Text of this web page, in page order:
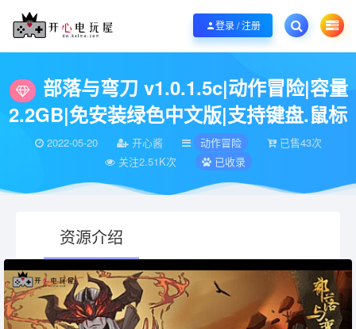
欢迎您光临开心电玩屋，本站专注分享精品整合游戏！销售只是起点！服务永无
登录 / 注册
当前位置： 开心电玩屋 动作冒险 >部落与弯刀 v1.0.1.5c|动作冒
部落与弯刀 v1.0.1.5c|动作冒险|容量
2.2GB|免安装绿色中文版|支持键盘.鼠标
2022-05-20 开心酱 动作冒险
已售43次
关注2.51K次
已收录
资源介绍
有疑问？请点击复制链接咨询！